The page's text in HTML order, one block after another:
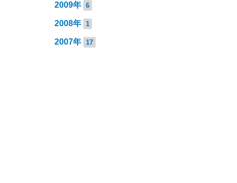
2009年 6
2008年 1
2007年 17